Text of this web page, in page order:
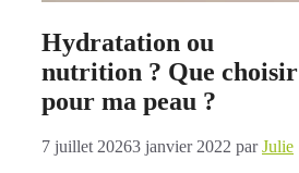
Hydratation ou
nutrition ? Que choisir
pour ma peau ?
7 juillet 20263 janvier 2022 parJulie